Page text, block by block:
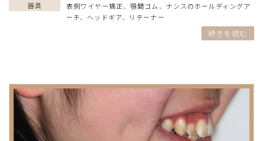
器具
表側ワイヤー矯正、顎間ゴム 、 ナンスのホールディングア
ーチ、 ヘッドギア、 リテーナー
続きを読む